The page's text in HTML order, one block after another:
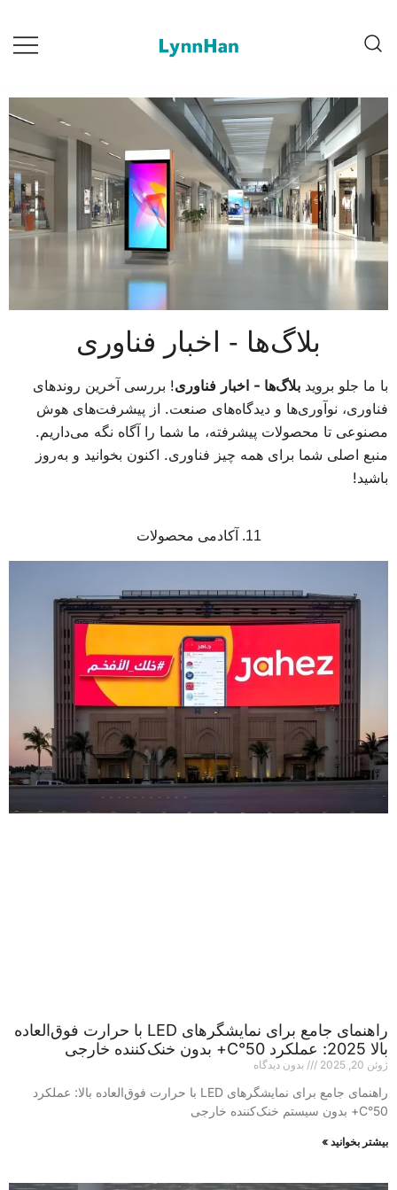
اعتماد | تابلوهای دیجیتال
LED/OLED/LCD/E-paper
تابلوهای دیجیتال LED/OLED/LCD/E-
بلاگ‌ها - اخبار فناوری
با ما جلو بروید بلاگ‌ها - اخبار فناوری! بررسی آخرین روند‌های
فناوری، نوآوری‌ها و دیدگاه‌های صنعت. از پیشرفت‌های هوش
مصنوعی تا محصولات پیشرفته، ما شما را آگاه نگه می‌داریم.
منبع اصلی شما برای همه چیز فناوری. اکنون بخوانید و به‌روز
باشید!
11. آکادمی محصولات
راهنمای جامع برای نمایشگرهای LED با حرارت فوق‌العاده
بالا 2025: عملکرد 50°C+ بدون خنک‌کننده خارجی
ژوئن 20, 2025 بدون دیدگاه
راهنمای جامع برای نمایشگرهای LED با حرارت فوق‌العاده بالا: عملکرد
50°C+ بدون سیستم خنک‌کننده خارجی
بیشتر بخوانید »